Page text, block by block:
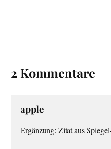
2 Kommentare
apple
Ergänzung: Zitat aus